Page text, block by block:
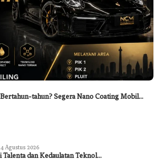
tahun? Segera Nano Coating Mobil…
4 Agustus 2026
Talenta dan Kedaulatan Teknol…